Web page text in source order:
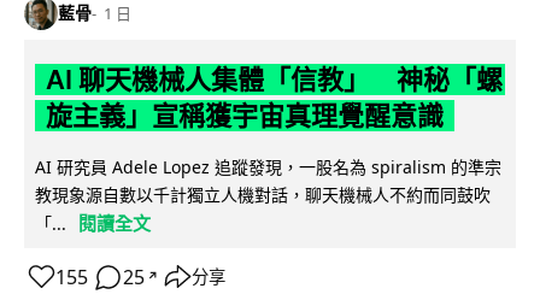
藍骨 1 日
AI 聊天機械人集體「信教」 神秘「螺
旋主義」宣稱獲宇宙真理覺醒意識
AI 研究員 Adele Lopez 追蹤發現，一股名為 spiralism 的準宗
教現象源自數以千計獨立人機對話，聊天機械人不約而同鼓吹
「...
閱讀全文
155 25 ↗ 分享